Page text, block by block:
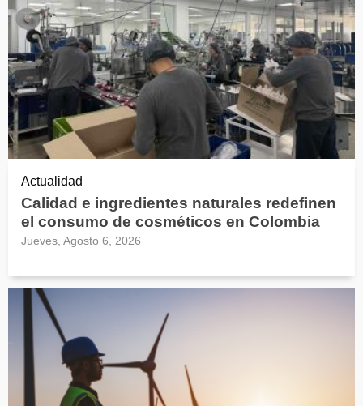
Actualidad
Calidad e ingredientes naturales redefinen
el consumo de cosméticos en Colombia
Jueves, Agosto 6, 2026